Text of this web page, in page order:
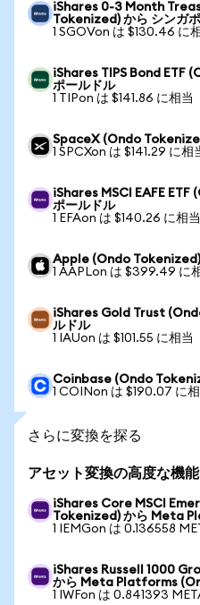
iShares 0-3 Month
Tokenized) から シンガ
1 SGOVon は $130.46 に
iShares TIPS Bond ETF
ポールドル
1 TIPon は $141.86 に相当
SpaceX (Ondo
1 SPCXon は $141.29 に相
iShares MSCI EAFE
ポールドル
1 EFAon は $140.26 に相当
Apple (Ondo Tokenized)
1 AAPLon は $399.49 に
iShares Gold Trust
ルドル
1 IAUon は $101.55 に相当
Coinbase (Ondo
1 COINon は $190.07 に
さらに変換を探る
アセット変換の高度な機能
iShares Core MSCI
Tokenized) から Meta
1 IEMGon は 0.136558
iShares Russell 1000
から Meta Platforms
1 IWFon は 0.841393